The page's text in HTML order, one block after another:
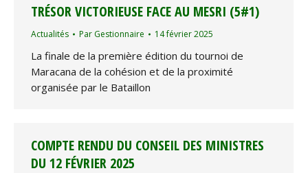
TRÉSOR VICTORIEUSE FACE AU MESRI (5#1)
Actualités Par Gestionnaire 14 février 2025
La finale de la première édition du tournoi de
Maracana de la cohésion et de la proximité
organisée par le Bataillon
COMPTE RENDU DU CONSEIL DES MINISTRES
DU 12 FÉVRIER 2025